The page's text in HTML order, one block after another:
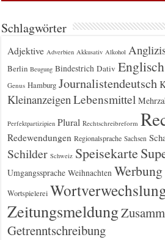
Schlagwörter
Adjektive Adverbien Akkusativ Alkohol
Berlin Beugung Bindestrich Dativ Englisch
Genus Hamburg Journalistendeutsch
KleinanzeigenLebensmittel
Perfektpartizipien Plural Rechtschreibreform
Redewendungen Regionalsprache Sachsen
Schilder Schweiz Speisekarte
Umgangssprache Weihnachten Werbung
Wortspielerei
Zeitungsmeldung
Getrenntschreibung